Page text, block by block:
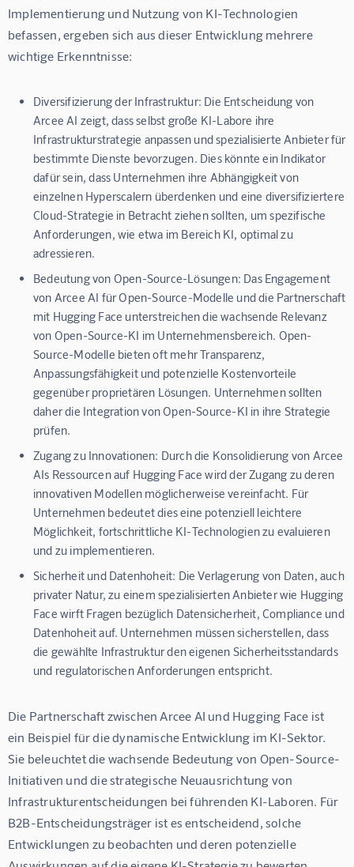
Implementierung und Nutzung von KI-Technologien
befassen, ergeben sich aus dieser Entwicklung mehrere
wichtige Erkenntnisse:
Diversifizierung der Infrastruktur: Die Entscheidung von
Arcee AI zeigt, dass selbst große KI-Labore ihre
Infrastrukturstrategie anpassen und spezialisierte Anbieter für
bestimmte Dienste bevorzugen. Dies könnte ein Indikator
dafür sein, dass Unternehmen ihre Abhängigkeit von
einzelnen Hyperscalern überdenken und eine diversifiziertere
Cloud-Strategie in Betracht ziehen sollten, um spezifische
Anforderungen, wie etwa im Bereich KI, optimal zu
adressieren.
Bedeutung von Open-Source-Lösungen: Das Engagement
von Arcee AI für Open-Source-Modelle und die Partnerschaft
mit Hugging Face unterstreichen die wachsende Relevanz
von Open-Source-KI im Unternehmensbereich. Open-
Source-Modelle bieten oft mehr Transparenz,
Anpassungsfähigkeit und potenzielle Kostenvorteile
gegenüber proprietären Lösungen. Unternehmen sollten
daher die Integration von Open-Source-KI in ihre Strategie
prüfen.
Zugang zu Innovationen: Durch die Konsolidierung von Arcee
AIs Ressourcen auf Hugging Face wird der Zugang zu deren
innovativen Modellen möglicherweise vereinfacht. Für
Unternehmen bedeutet dies eine potenziell leichtere
Möglichkeit, fortschrittliche KI-Technologien zu evaluieren
und zu implementieren.
Sicherheit und Datenhoheit: Die Verlagerung von Daten, auch
privater Natur, zu einem spezialisierten Anbieter wie Hugging
Face wirft Fragen bezüglich Datensicherheit, Compliance und
Datenhoheit auf. Unternehmen müssen sicherstellen, dass
die gewählte Infrastruktur den eigenen Sicherheitsstandards
und regulatorischen Anforderungen entspricht.
Die Partnerschaft zwischen Arcee AI und Hugging Face ist
ein Beispiel für die dynamische Entwicklung im KI-Sektor.
Sie beleuchtet die wachsende Bedeutung von Open-Source-
Initiativen und die strategische Neuausrichtung von
Infrastrukturentscheidungen bei führenden KI-Laboren. Für
B2B-Entscheidungsträger ist es entscheidend, solche
Entwicklungen zu beobachten und deren potenzielle